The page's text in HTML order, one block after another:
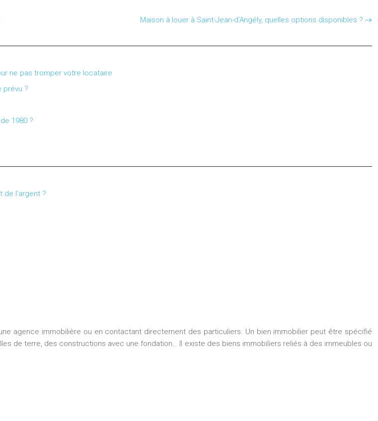
Maison à louer à Saint-Jean-d’Angély, quelles options disponibles ?
ne pas tromper votre locataire
prévu ?
1980 ?
l’argent ?
agence immobilière ou en contactant directement des particuliers. Un bien immobilier peut être spécifié
de terre, des constructions avec une fondation… Il existe des biens immobiliers reliés à des immeubles ou